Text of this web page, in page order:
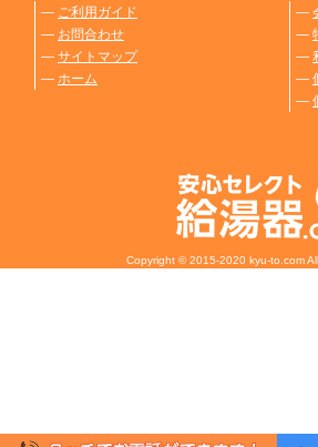
― ご利用ガイド
― お問合わせ
― サイトマップ
― ホーム
―
―
―
―
―
Copyright © 2015-2020 kyu-to.com